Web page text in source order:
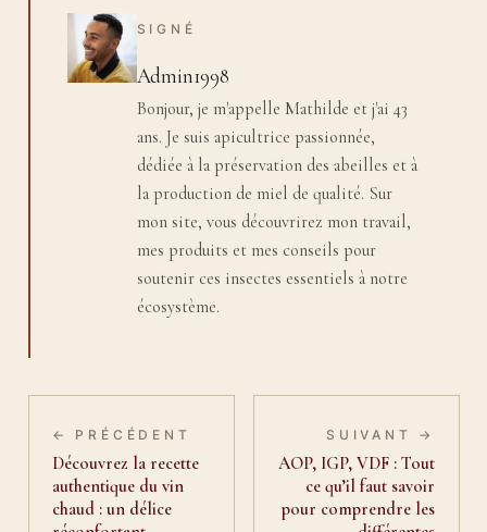
SIGNÉ
Admin1998
Bonjour, je m'appelle Mathilde et j'ai 43
ans. Je suis apicultrice passionnée,
dédiée à la préservation des abeilles et à
la production de miel de qualité. Sur
mon site, vous découvrirez mon travail,
mes produits et mes conseils pour
soutenir ces insectes essentiels à notre
écosystème.
← PRÉCÉDENT
Découvrez la recette
authentique du vin
chaud : un délice
SUIVANT →
AOP, IGP, VDF : Tout
ce qu’il faut savoir
pour comprendre les